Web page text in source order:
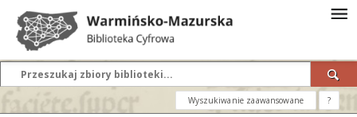
Wyszukiwanie zaawansowane ?